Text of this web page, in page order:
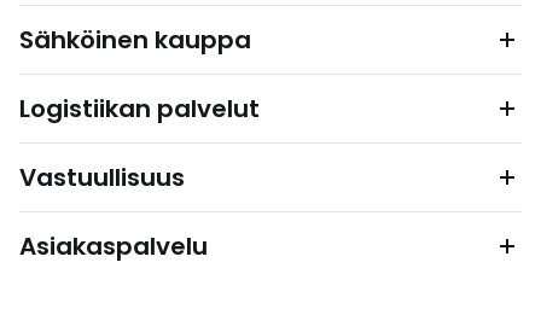
Sähköinen kauppa
Logistiikan palvelut
Vastuullisuus
Asiakaspalvelu